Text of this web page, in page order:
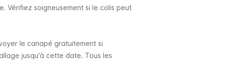
Vérifiez soigneusement si le colis peut
le canapé gratuitement si
jusqu'à cette date. Tous les